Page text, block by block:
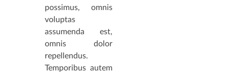
possimus, omnis
voluptas
assumenda est,
omnis dolor
repellendus.
Temporibus autem